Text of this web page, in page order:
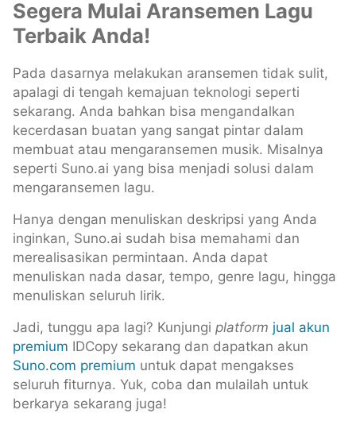
Segera Mulai Aransemen Lagu
Terbaik Anda!
Pada dasarnya melakukan aransemen tidak sulit,
apalagi di tengah kemajuan teknologi seperti
sekarang. Anda bahkan bisa mengandalkan
kecerdasan buatan yang sangat pintar dalam
membuat atau mengaransemen musik. Misalnya
seperti Suno.ai yang bisa menjadi solusi dalam
mengaransemen lagu.
Hanya dengan menuliskan deskripsi yang Anda
inginkan, Suno.ai sudah bisa memahami dan
merealisasikan permintaan. Anda dapat
menuliskan nada dasar, tempo, genre lagu, hingga
menuliskan seluruh lirik.
Jadi, tunggu apa lagi? Kunjungi platform jual akun
premium IDCopy sekarang dan dapatkan akun
Suno.com premium untuk dapat mengakses
seluruh fiturnya. Yuk, coba dan mulailah untuk
berkarya sekarang juga!